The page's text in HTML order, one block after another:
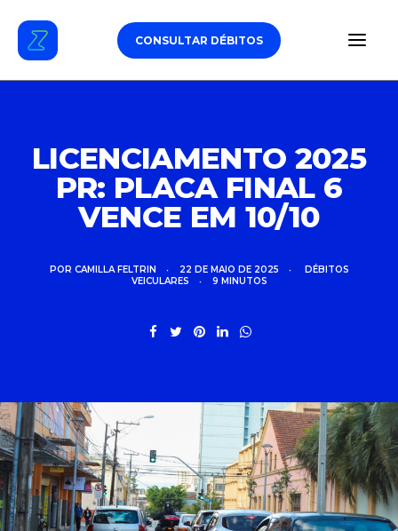
CONSULTAR DÉBITOS
DÉBITOS VEICULARES
TAG DE PEDÁGIO
SEGURO
BUSCA
LICENCIAMENTO 2025
PR: PLACA FINAL 6
VENCE EM 10/10
POR CAMILLA FELTRIN • 22 DE MAIO DE 2025 •
DÉBITOS
VEICULARES
• 9 MINUTOS